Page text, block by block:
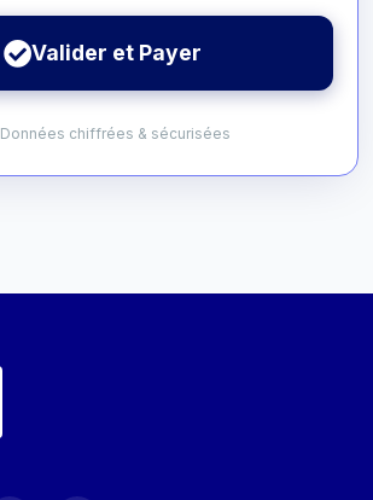
Valider et Payer
Données chiffrées & sécurisées